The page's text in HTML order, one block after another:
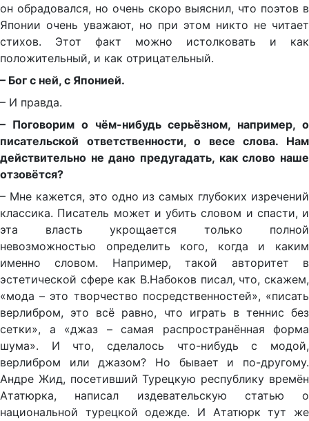
он обрадовался, но очень скоро выяснил, что поэтов в
Японии очень уважают, но при этом никто не читает
стихов. Этот факт можно истолковать и как
положительный, и как отрицательный.
– Бог с ней, с Японией.
– И правда.
– Поговорим о чём-нибудь серьёзном, например, о
писательской ответственности, о весе слова. Нам
действительно не дано предугадать, как слово наше
отзовётся?
– Мне кажется, это одно из самых глубоких изречений
классика. Писатель может и убить словом и спасти, и
эта власть укрощается только полной
невозможностью определить кого, когда и каким
именно словом. Например, такой авторитет в
эстетической сфере как В.Набоков писал, что, скажем,
«мода – это творчество посредственностей», «писать
верлибром, это всё равно, что играть в теннис без
сетки», а «джаз – самая распространённая форма
шума». И что, сделалось что-нибудь с модой,
верлибром или джазом? Но бывает и по-другому.
Андре Жид, посетивший Турецкую республику времён
Ататюрка, написал издевательскую статью о
национальной турецкой одежде. И Ататюрк тут же